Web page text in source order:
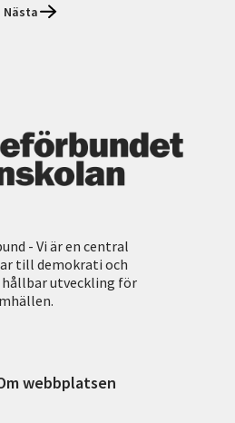
Nästa
- Vi är en central
till demokrati och
utveckling för
webbplatsen